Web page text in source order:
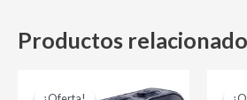
Productos
precio
precio